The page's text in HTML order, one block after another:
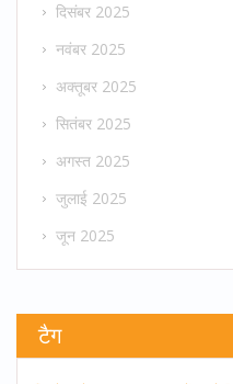
दिसंबर 2025
नवंबर 2025
अक्तूबर 2025
सितंबर 2025
अगस्त 2025
जुलाई 2025
जून 2025
टैग